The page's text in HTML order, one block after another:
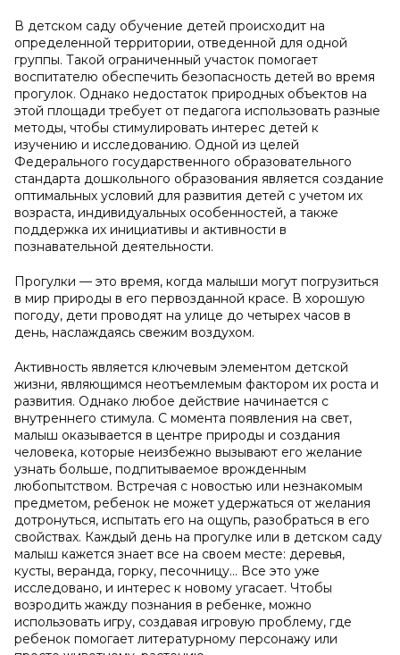
В детском саду обучение детей происходит на
определенной территории, отведенной для одной
группы. Такой ограниченный участок помогает
воспитателю обеспечить безопасность детей во время
прогулок. Однако недостаток природных объектов на
этой площади требует от педагога использовать разные
методы, чтобы стимулировать интерес детей к
изучению и исследованию. Одной из целей
Федерального государственного образовательного
стандарта дошкольного образования является создание
оптимальных условий для развития детей с учетом их
возраста, индивидуальных особенностей, а также
поддержка их инициативы и активности в
познавательной деятельности.
Прогулки — это время, когда малыши могут погрузиться
в мир природы в его первозданной красе. В хорошую
погоду, дети проводят на улице до четырех часов в
день, наслаждаясь свежим воздухом.
Активность является ключевым элементом детской
жизни, являющимся неотъемлемым фактором их роста и
развития. Однако любое действие начинается с
внутреннего стимула. С момента появления на свет,
малыш оказывается в центре природы и создания
человека, которые неизбежно вызывают его желание
узнать больше, подпитываемое врожденным
любопытством. Встречая с новостью или незнакомым
предметом, ребенок не может удержаться от желания
дотронуться, испытать его на ощупь, разобраться в его
свойствах. Каждый день на прогулке или в детском саду
малыш кажется знает все на своем месте: деревья,
кусты, веранда, горку, песочницу... Все это уже
исследовано, и интерес к новому угасает. Чтобы
возродить жажду познания в ребенке, можно
использовать игру, создавая игровую проблему, где
ребенок помогает литературному персонажу или